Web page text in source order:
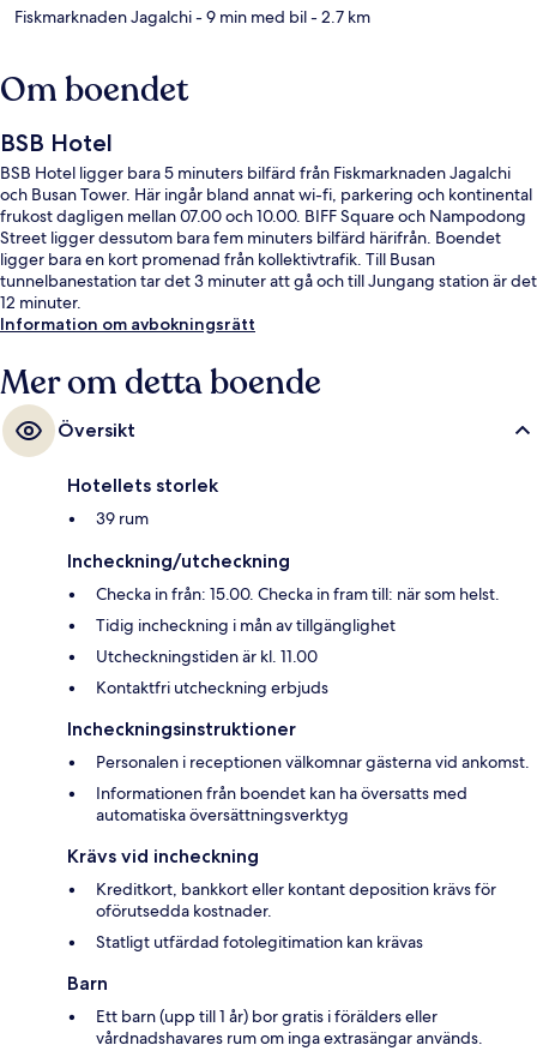
Fiskmarknaden Jagalchi- 9 min med bil- 2.7 km
Om boendet
BSB Hotel
BSB Hotel ligger bara 5 minuters bilfärd från Fiskmarknaden Jagalchi
och Busan Tower. Här ingår bland annat wi-fi, parkering och kontinental
frukost dagligen mellan 07.00 och 10.00. BIFF Square och Nampodong
Street ligger dessutom bara fem minuters bilfärd härifrån. Boendet
ligger bara en kort promenad från kollektivtrafik. Till Busan
tunnelbanestation tar det 3 minuter att gå och till Jungang station är det
12 minuter.
Information om avbokningsrätt
Mer om detta boende
Översikt
Hotellets storlek
39 rum
Incheckning/utcheckning
Checka in från: 15.00. Checka in fram till: när som helst.
Tidig incheckning i mån av tillgänglighet
Utcheckningstiden är kl. 11.00
Kontaktfri utcheckning erbjuds
Incheckningsinstruktioner
Personalen i receptionen välkomnar gästerna vid ankomst.
Informationen från boendet kan ha översatts med
automatiska översättningsverktyg
Krävs vid incheckning
Kreditkort, bankkort eller kontant deposition krävs för
oförutsedda kostnader.
Statligt utfärdad fotolegitimation kan krävas
Barn
Ett barn (upp till 1 år) bor gratis i förälders eller
vårdnadshavares rum om inga extrasängar används.